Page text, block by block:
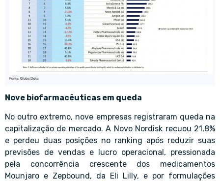
Nove biofarmacêuticas em queda
No outro extremo, nove empresas registraram queda na
capitalização de mercado. A Novo Nordisk recuou 21,8%
e perdeu duas posições no ranking após reduzir suas
previsões de vendas e lucro operacional, pressionada
pela concorrência crescente dos medicamentos
Mounjaro e Zepbound, da Eli Lilly, e por formulações